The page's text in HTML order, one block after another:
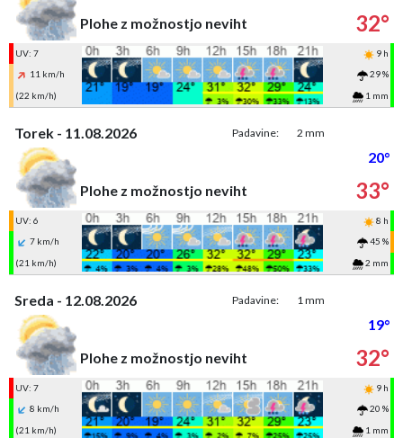
Plohe z možnostjo neviht
32°
UV: 7
9 h
11 km/h
29 %
(22 km/h)
1 mm
Torek - 11.08.2026 Padavine: 2 mm
20°
Plohe z možnostjo neviht
33°
UV: 6
8 h
7 km/h
45 %
(21 km/h)
2 mm
Sreda - 12.08.2026 Padavine: 1 mm
19°
Plohe z možnostjo neviht
32°
UV: 7
9 h
8 km/h
20 %
(21 km/h)
1 mm